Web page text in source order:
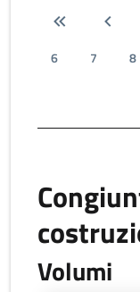
6
7 8
Volumi